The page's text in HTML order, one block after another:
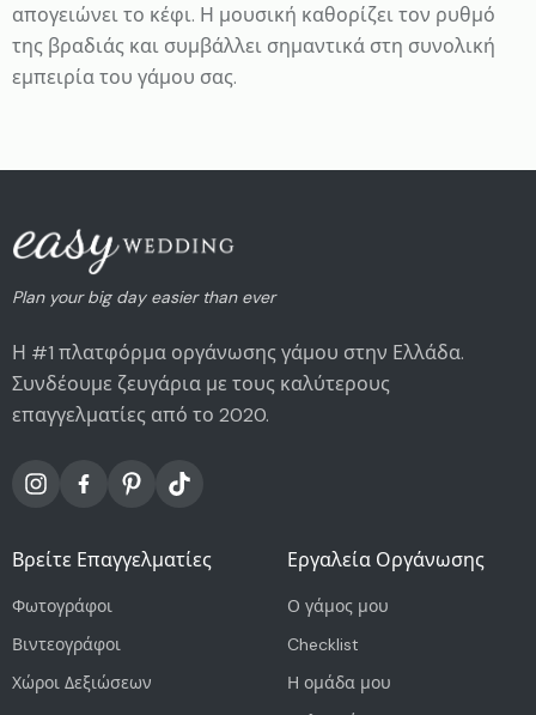
απογειώνει το κέφι. Η μουσική καθορίζει τον ρυθμό
της βραδιάς και συμβάλλει σημαντικά στη συνολική
εμπειρία του γάμου σας.
Plan your big day easier than ever
Η #1 πλατφόρμα οργάνωσης γάμου στην Ελλάδα.
Συνδέουμε ζευγάρια με τους καλύτερους
επαγγελματίες από το 2020.
Βρείτε Επαγγελματίες
Φωτογράφοι
Βιντεογράφοι
Χώροι Δεξιώσεων
Εργαλεία Οργάνωσης
Ο γάμος μου
Checklist
Η ομάδα μου